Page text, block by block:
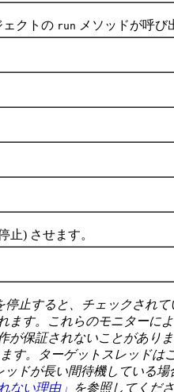
ェクトの run メソッドが呼び
) させます。
停止すると、チェックされて
す。これらのモニターに
保証されないことがあり
す。ターゲットスレッドは
ドが長い間待機している場
ない理由」 を参照してくださ